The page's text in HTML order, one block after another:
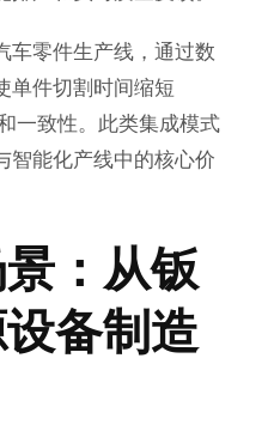
车零件生产线，通过数
单件切割时间缩短
一致性。此类集成模式
智能化产线中的核心价
：从钣
备制造